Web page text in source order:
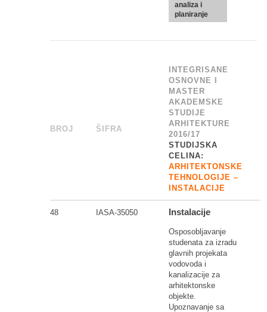
analiza i
planiranje
BROJ ŠIFRA
INTEGRISANE
OSNOVNE I
MASTER
AKADEMSKE
STUDIJE
ARHITEKTURE
2016/17
STUDIJSKA
CELINA:
ARHITEKTONSKE
TEHNOLOGIJE –
INSTALACIJE
48 IASA-35050 Instalacije
Osposobljavanje
studenata za izradu
glavnih projekata
vodovoda i
kanalizacije za
arhitektonske
objekte.
Upoznavanje sa